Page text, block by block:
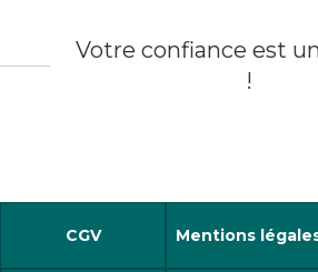
Votre confiance est
!
CGV Mentions